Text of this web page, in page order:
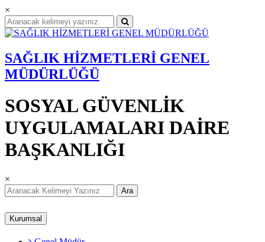
×
SAĞLIK HİZMETLERİ GENEL
MÜDÜRLÜĞÜ
SOSYAL GÜVENLİK
UYGULAMALARI DAİRE
BAŞKANLIĞI
×
Ara
Kurumsal